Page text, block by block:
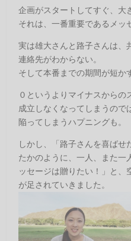
企画がスタートしてすぐ、大
それは、一番重要であるメッ
実は雄大さんと路子さんは、
連絡先がわからない。
そして本番までの期間が短か
０というよりマイナスから
成立しなくなってしまうので
陥ってしまうハプニングも。
しかし、「路子さんを喜ばせ
たかのように、一人、また一
ッセージは贈りたい！」と、
が足されていきました。